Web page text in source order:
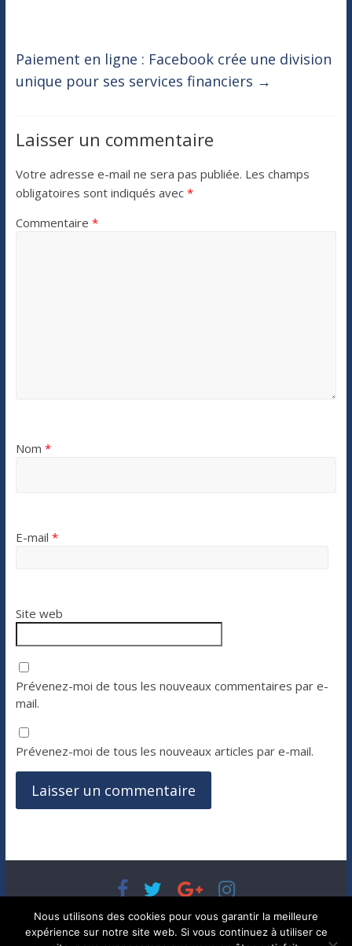
Paiement en ligne : Facebook crée une division
unique pour ses services financiers →
Laisser un commentaire
Votre adresse e-mail ne sera pas publiée. Les champs
obligatoires sont indiqués avec *
Commentaire *
Nom *
E-mail *
Site web
Prévenez-moi de tous les nouveaux commentaires par e-
mail.
Prévenez-moi de tous les nouveaux articles par e-mail.
Copyright © 2026Bénéfices, l'actualité de votre argent, de
votre patrimoine et de vos placements . Tous droits réservés.
Theme ColorMag parThemeGrill.. Propulsé par WordPress.
Nous utilisons des cookies pour vous garantir la meilleure
expérience sur notre site web. Si vous continuez à utiliser ce